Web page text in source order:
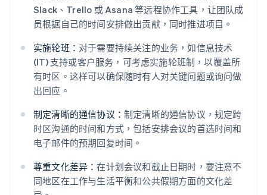
Slack、Trello 或 Asana 等远程协作工具，让团队成
员根据自己的时间安排做出贡献，同时推进项目。
实施轮班： 对于需要持续关注的业务，如信息技术
(IT) 支持或客户服务，可考虑实施轮班制，以覆盖所
有时区。这样可以确保随时有人对关键问题或询问做
出回应。
制定清晰的通信协议： 制定清晰的通信协议，规定跨
时区沟通的时间和方式，包括安排会议的首选时间和
电子邮件的预期回复时间。
尊重文化差异：在计划会议和截止日期时，要注意不
同地区在工作与生活平衡和公共假期方面的文化差